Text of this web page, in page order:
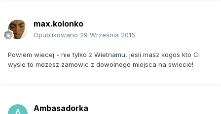
max.kolonko
Opublikowano 29 Września 2015
Powiem wiecej - nie tylko z Wietnamu, jesli masz kogos kto Ci
wysle to mozesz zamowic z dowolnego miejsca na swiecie!
Ambasadorka